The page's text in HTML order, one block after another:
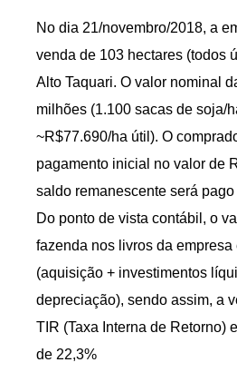
No dia 21/novembro/2018, a
venda de 103 hectares (todos
Alto Taquari. O valor nominal
milhões (1.100 sacas de soja/
~R$77.690/ha útil). O
pagamento inicial no valor de
saldo remanescente será
Do ponto de vista contábil, o
fazenda nos livros da
(aquisição + investimentos
depreciação), sendo assim, a
TIR (Taxa Interna de Retorno)
de 22,3%